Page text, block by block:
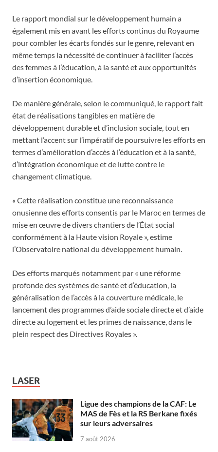
Le rapport mondial sur le développement humain a
également mis en avant les efforts continus du Royaume
pour combler les écarts fondés sur le genre, relevant en
même temps la nécessité de continuer à faciliter l’accès
des femmes à l’éducation, à la santé et aux opportunités
d’insertion économique.
De manière générale, selon le communiqué, le rapport fait
état de réalisations tangibles en matière de
développement durable et d’inclusion sociale, tout en
mettant l’accent sur l’impératif de poursuivre les efforts en
termes d’amélioration d’accès à l’éducation et à la santé,
d’intégration économique et de lutte contre le
changement climatique.
« Cette réalisation constitue une reconnaissance
onusienne des efforts consentis par le Maroc en termes de
mise en œuvre de divers chantiers de l’État social
conformément à la Haute vision Royale », estime
l’Observatoire national du développement humain.
Des efforts marqués notamment par « une réforme
profonde des systèmes de santé et d’éducation, la
généralisation de l’accès à la couverture médicale, le
lancement des programmes d’aide sociale directe et d’aide
directe au logement et les primes de naissance, dans le
plein respect des Directives Royales ».
LASER
Ligue des champions de la CAF: Le
MAS de Fès et la RS Berkane fixés
sur leurs adversaires
7 août 2026